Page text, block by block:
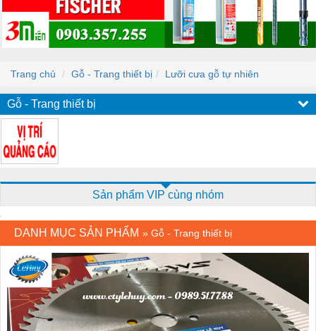
Trang chủ Gỗ - Trang thiết bị Lưỡi cưa gỗ tự nhiên
Gỗ - Trang thiết bị
Sản phẩm VIP cùng nhóm
DANH MỤC SẢN PHẨM » Gỗ - Trang thiết bị